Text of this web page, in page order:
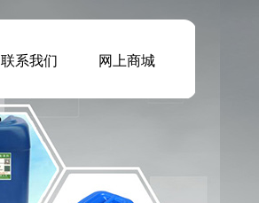
联系我们 网上商城